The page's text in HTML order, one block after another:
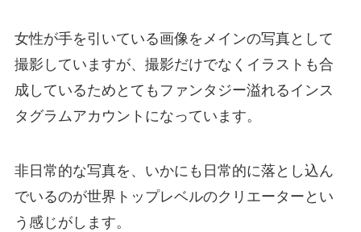
女性が手を引いている画像をメインの写真として
撮影していますが、撮影だけでなくイラストも合
成しているためとてもファンタジー溢れるインス
タグラムアカウントになっています。
非日常的な写真を、いかにも日常的に落とし込ん
でいるのが世界トップレベルのクリエーターとい
う感じがします。